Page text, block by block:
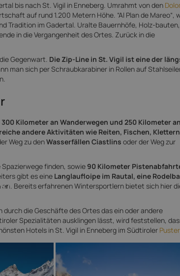
bis nach St. Vigil in Enneberg. Umrahmt von den
auf rund 1.200 Metern Höhe. “Al Plan de Mareo“,
Tradition im Gadertal. Uralte Bauernhöfe, Holz-
in die Vergangenheit des Ortes. Zurück in die
Gegenwart. Die Zip-Line in St. Vigil ist eine der
man sich per Schraubkarabiner in Rollen auf
300 Kilometer an Wanderwegen und 250 Kilometer an
andere Aktivitäten wie Reiten, Fischen,
Weg zu denWasserfällen Ciastlins oder der Weg zur
finden, sowie 90 Kilometer
gibt es eine Langlaufloipe im Rautal, eine
. Bereits erfahrenen Wintersportlern bietet sich hier
die Geschäfte des Ortes das ein oder andere
Spezialitäten ausklingen lässt, wird feststellen,
Hotels in St. Vigil in Enneberg im Südtiroler